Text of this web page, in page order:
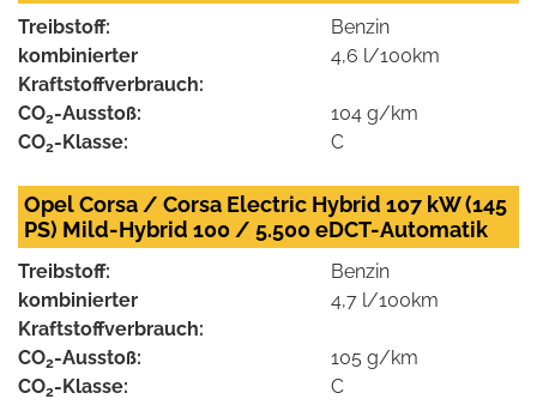
Treibstoff:
Benzin
kombinierter
Kraftstoffverbrauch:
4,6 l/100km
CO2-Ausstoß:
104 g/km
CO2-Klasse: C
Opel Corsa / Corsa Electric Hybrid 107 kW (145
PS) Mild-Hybrid 100 / 5.500 eDCT-Automatik
Treibstoff:
Benzin
kombinierter
Kraftstoffverbrauch:
4,7 l/100km
CO2-Ausstoß:
105 g/km
CO2-Klasse: C